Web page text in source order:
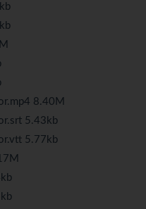
8.40M
5.43kb
5.77kb